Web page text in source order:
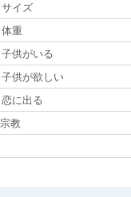
サイズ
体重
子供がいる
子供が欲しい
恋に出る
宗教